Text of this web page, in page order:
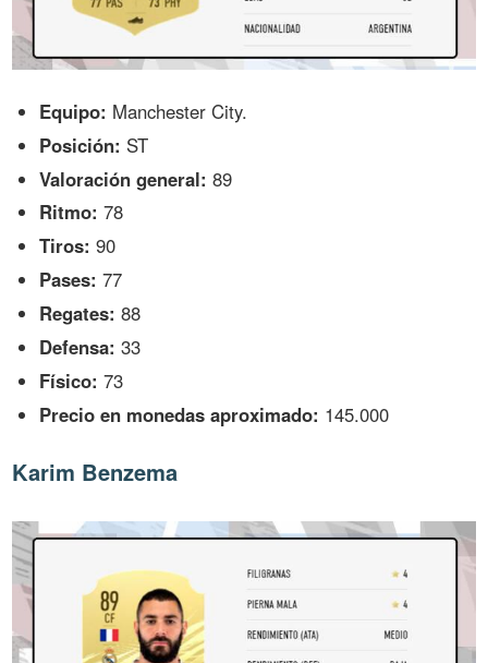
Equipo: Manchester City.
Posición: ST
Valoración general: 89
Ritmo: 78
Tiros: 90
Pases: 77
Regates: 88
Defensa: 33
Físico: 73
Precio en monedas aproximado: 145.000
Karim Benzema